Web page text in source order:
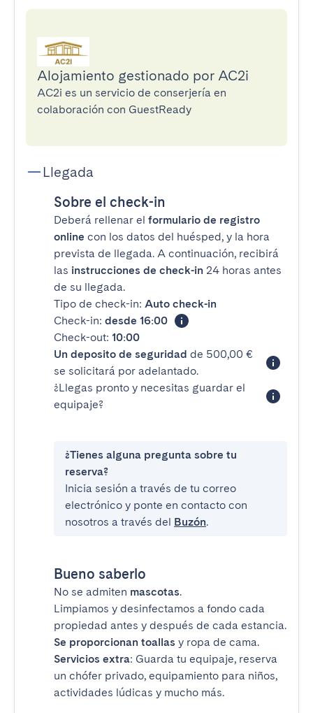
Alojamiento gestionado por AC2i
AC2i es un servicio de conserjería en
colaboración con GuestReady
Llegada
Sobre el check-in
Deberá rellenar el formulario de registro
online con los datos del huésped, y la hora
prevista de llegada. A continuación, recibirá
las instrucciones de check-in 24 horas antes
de su llegada.
Tipo de check-in: Auto check-in
Check-in: desde 16:00
Check-out: 10:00
Un deposito de seguridad de 500,00 €
se solicitará por adelantado.
¿Llegas pronto y necesitas guardar el
equipaje?
¿Tienes alguna pregunta sobre tu
reserva?
Inicia sesión a través de tu correo
electrónico y ponte en contacto con
nosotros a través del Buzón.
Bueno saberlo
No se admiten mascotas.
Limpiamos y desinfectamos a fondo cada
propiedad antes y después de cada estancia.
Se proporcionan toallas y ropa de cama.
Servicios extra: Guarda tu equipaje, reserva
un chófer privado, equipamiento para niños,
actividades lúdicas y mucho más.